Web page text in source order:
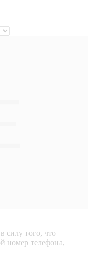
силу того, что
номер телефона,